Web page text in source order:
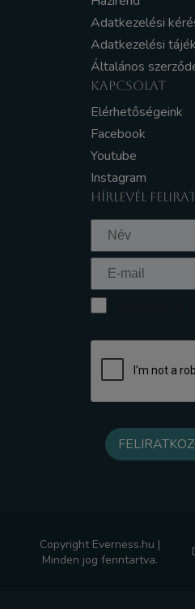
Adatkezelési
Adatkezelési
Általános
KAPCSOLAT
Elérhetőségeink
Facebook
Youtube
Instagram
HÍRLEVÉL
Copyright Everness.hu |
Minden jog fenntartva.